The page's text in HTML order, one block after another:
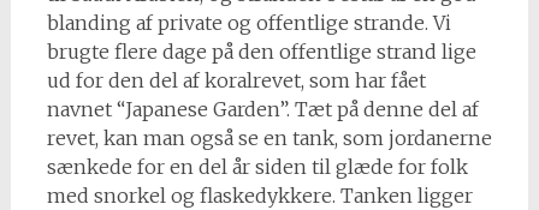
blanding af private og offentlige strande. Vi
brugte flere dage på den offentlige strand lige
ud for den del af koralrevet, som har fået
navnet “Japanese Garden”. Tæt på denne del af
revet, kan man også se en tank, som jordanerne
sænkede for en del år siden til glæde for folk
med snorkel og flaskedykkere. Tanken ligger